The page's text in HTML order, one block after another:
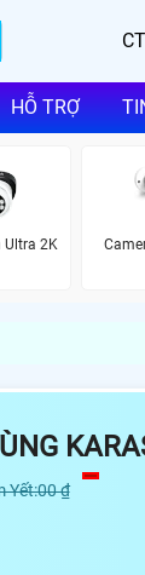
HỖ TRỢ
Ultra 2K
Yết:00 ₫